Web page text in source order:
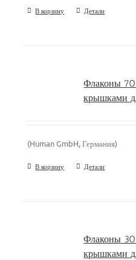
В корзину Детали
Флаконы 70
крышками
(Human GmbH, Германия)
В корзину Детали
Флаконы 30
крышками